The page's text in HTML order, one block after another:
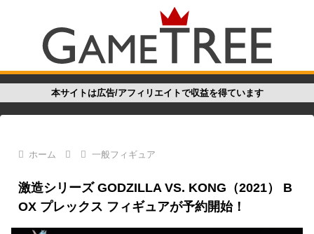
本サイトは広告/アフィリエイトで収益を得ています
ホーム 一般フィギュア
激造シリーズ GODZILLA VS. KONG（2021） B
OX プレックス フィギュアが予約開始！